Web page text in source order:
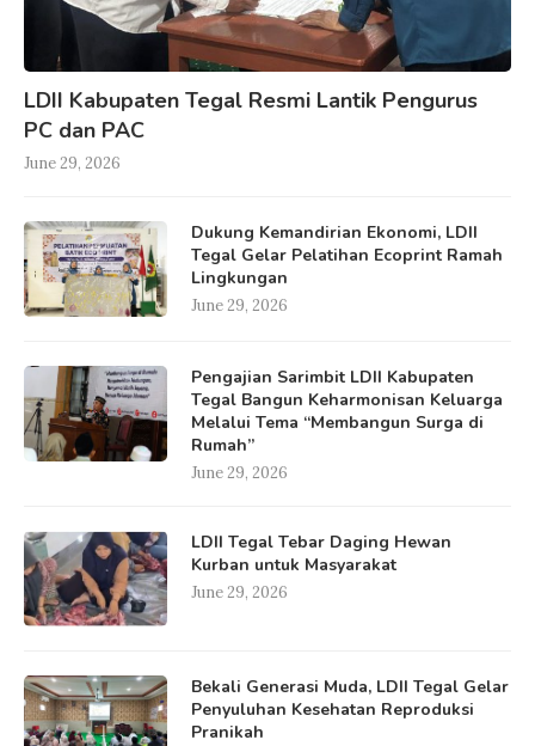
LDII Kabupaten Tegal Resmi Lantik Pengurus
PC dan PAC
June 29, 2026
Dukung Kemandirian Ekonomi, LDII
Tegal Gelar Pelatihan Ecoprint Ramah
Lingkungan
June 29, 2026
Pengajian Sarimbit LDII Kabupaten
Tegal Bangun Keharmonisan Keluarga
Melalui Tema “Membangun Surga di
Rumah”
June 29, 2026
LDII Tegal Tebar Daging Hewan
Kurban untuk Masyarakat
June 29, 2026
Bekali Generasi Muda, LDII Tegal Gelar
Penyuluhan Kesehatan Reproduksi
Pranikah